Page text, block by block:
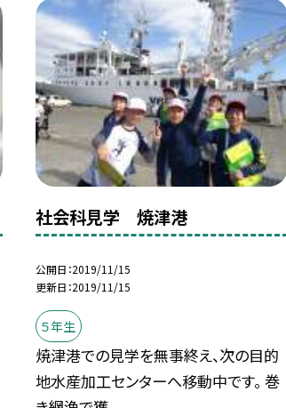
社会科見学 焼津港
公開日 2019/11/15
更新日 2019/11/15
５年生
焼津港での見学を無事終え、次の目的
地水産加工センターへ移動中です。 巻